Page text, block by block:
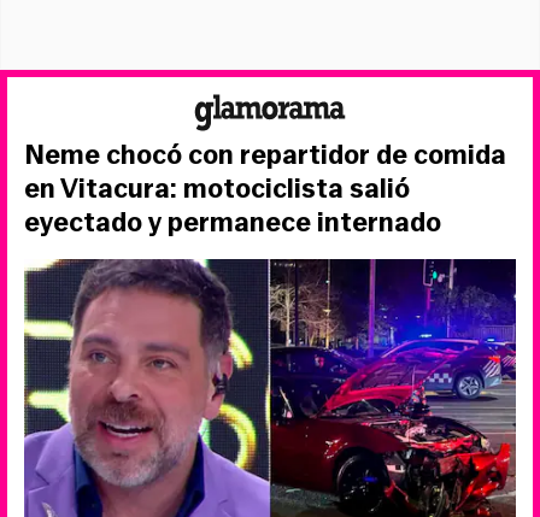
Neme chocó con repartidor de comida
en Vitacura: motociclista salió
eyectado y permanece internado